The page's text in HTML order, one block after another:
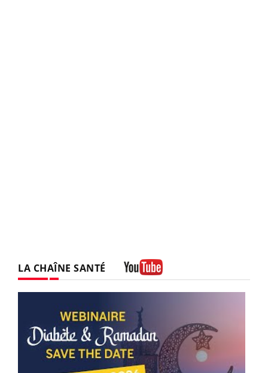
LA CHAÎNE SANTÉ